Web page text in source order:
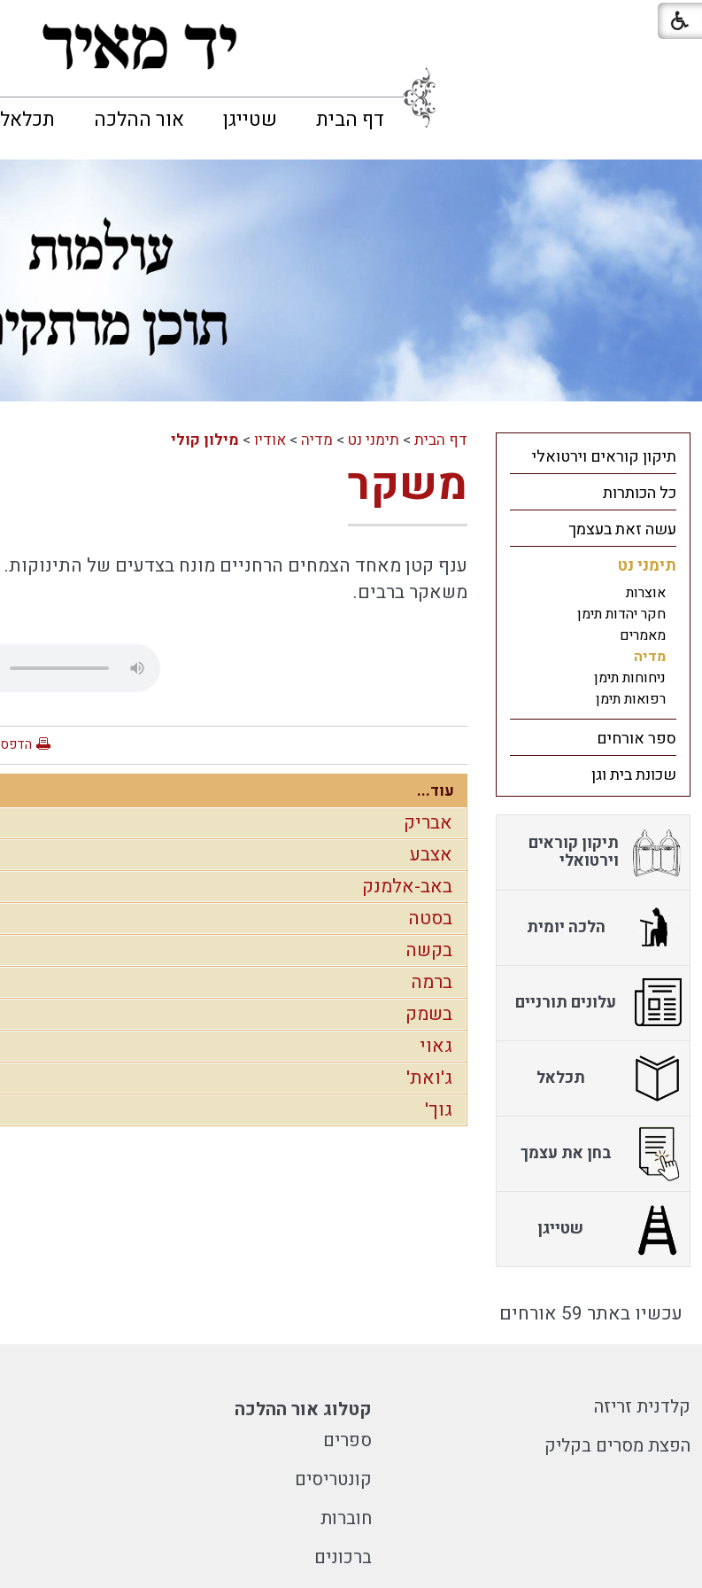
דף הבית שטייגן אור ההלכה תכלאל
דף הבית> תימני נט > מדיה > אודיו> מילון קולי
משקר
ענף קטן מאחד הצמחים הרחניים מונח בצדעים של התינוקות.
משאקר ברבים.
הדפס
עוד...
אבריק
אצבע
באב-אלמנק
בסטה
בקשה
ברמה
בשמק
גאוי
ג'ואת'
גוך'
תיקון קוראים וירטואלי
כל הכותרות
עשה זאת בעצמך
תימני נט
אוצרות
חקר יהדות תימן
מאמרים
מדיה
ניחוחות תימן
רפואות תימן
ספר אורחים
שכונת בית וגן
תיקון קוראים
וירטואלי
הלכה יומית
עלונים תורניים
תכלאל
בחן את עצמך
שטייגן
עכשיו באתר 59 אורחים
קלדנית זריזה
הפצת מסרים בקליק
קטלוג אור ההלכה
ספרים
קונטריסים
חוברות
ברכונים